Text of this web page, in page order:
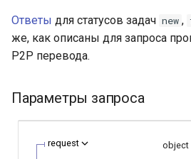
Ответы для статусов задач new ,
же, как описаны для запроса
P2P перевода.
Параметры запроса
request object